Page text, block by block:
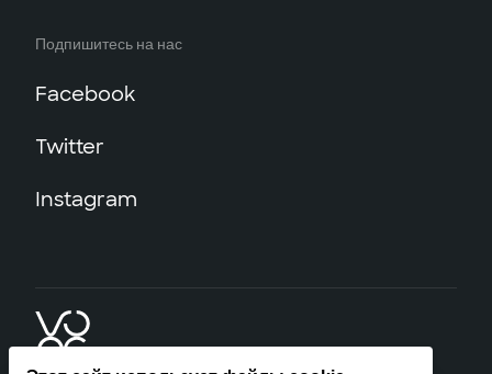
Подпишитесь на нас
Facebook
Twitter
Instagram